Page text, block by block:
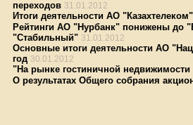
переходов 31.01.2012
Итоги деятельности АО "Казахтелеком"
Рейтинги АО "Нурбанк" понижены до
"Стабильный" 31.01.2012
Основные итоги деятельности АО
год 30.01.2012
"На рынке гостиничной
О результатах Общего собрания